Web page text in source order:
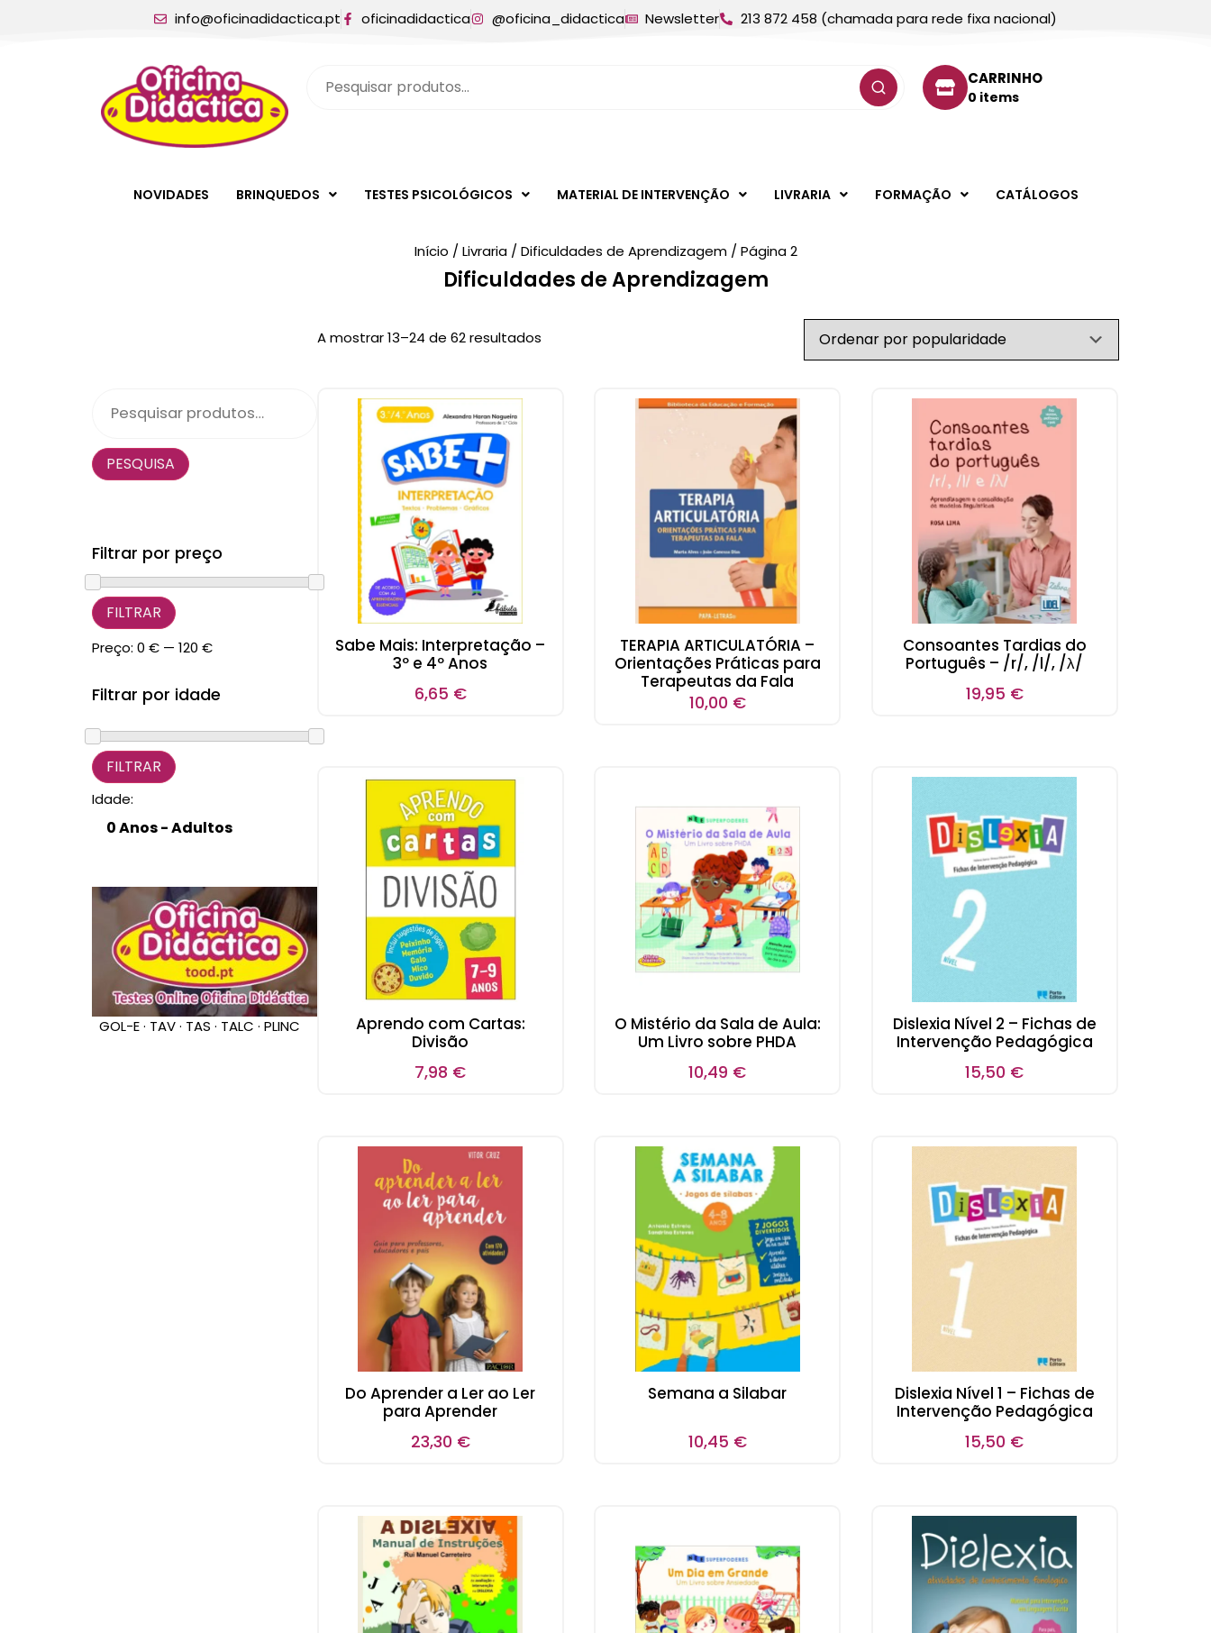
info@oficinadidactica.pt oficinadidactica @oficina_didactica Newsletter 213 872 458 (chamada para rede fixa nacional)
CARRINHO
0 items
NOVIDADES BRINQUEDOS TESTES PSICOLÓGICOS MATERIAL DE INTERVENÇÃO LIVRARIA FORMAÇÃO CATÁLOGOS
Início / Livraria/ Dificuldades de Aprendizagem/ Página 2
Dificuldades de Aprendizagem
PESQUISA
Filtrar por preço
FILTRAR
Preço: 0 € — 120 €
Filtrar por idade
Idade:
GOL-E · TAV · TAS · TALC · PLINC
A mostrar 13–24 de 62 resultados
Sabe Mais: Interpretação –
3º e 4º Anos
6,65 €
TERAPIA ARTICULATÓRIA –
Orientações Práticas para
Terapeutas da Fala
10,00 €
Consoantes Tardias do
Português – /r/, /l/, /λ/
19,95 €
Aprendo com Cartas:
Divisão
7,98 €
O Mistério da Sala de Aula:
Um Livro sobre PHDA
10,49 €
Dislexia Nível 2 – Fichas de
Intervenção Pedagógica
15,50 €
Do Aprender a Ler ao Ler
para Aprender
23,30 €
Semana a Silabar
10,45 €
Dislexia Nível 1 – Fichas de
Intervenção Pedagógica
15,50 €